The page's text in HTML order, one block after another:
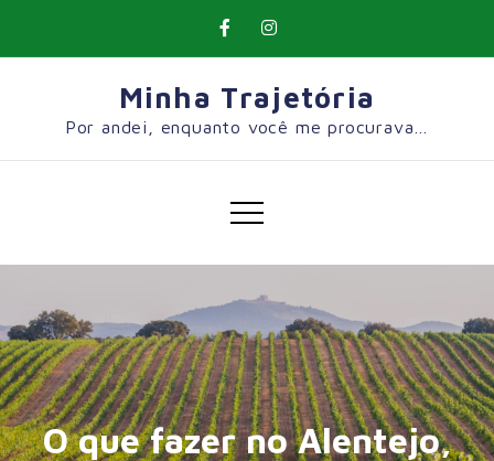
Minha Trajetória
Por andei, enquanto você me procurava…
O que fazer no Alentejo,